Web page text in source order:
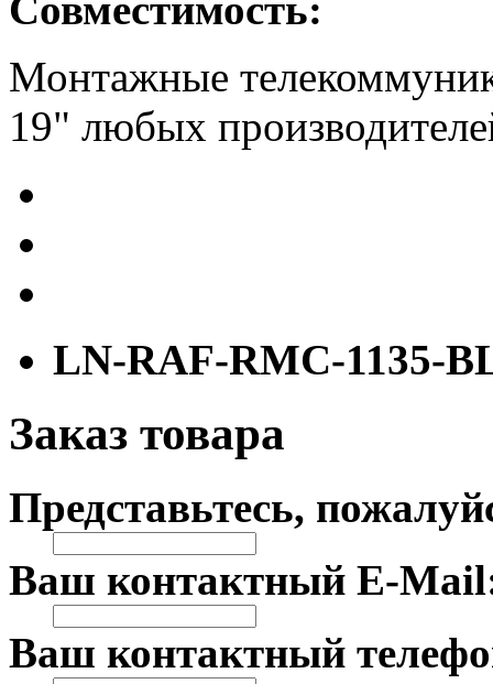
Монтажные
19" любых
LN-RAF-RMC-1135-
Заказ товара
Представьтесь,
Ваш контактный E-
Ваш контактный